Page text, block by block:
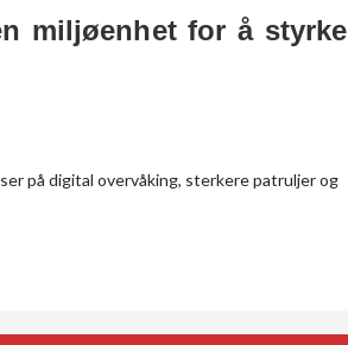
miljøenhet for å styrke
på digital overvåking, sterkere patruljer og